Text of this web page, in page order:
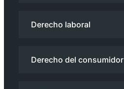
Derecho laboral
Derecho del consumidor